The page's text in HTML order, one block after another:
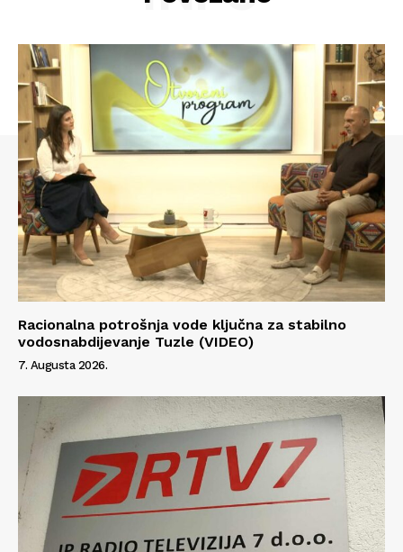
Info
O nama
Kontakt
Impressum
Racionalna potrošnja vode ključna za stabilno
vodosnabdijevanje Tuzle (VIDEO)
7. Augusta 2026.